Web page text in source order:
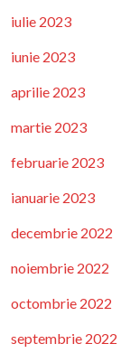
iulie 2023
iunie 2023
aprilie 2023
martie 2023
februarie 2023
ianuarie 2023
decembrie 2022
noiembrie 2022
octombrie 2022
septembrie 2022